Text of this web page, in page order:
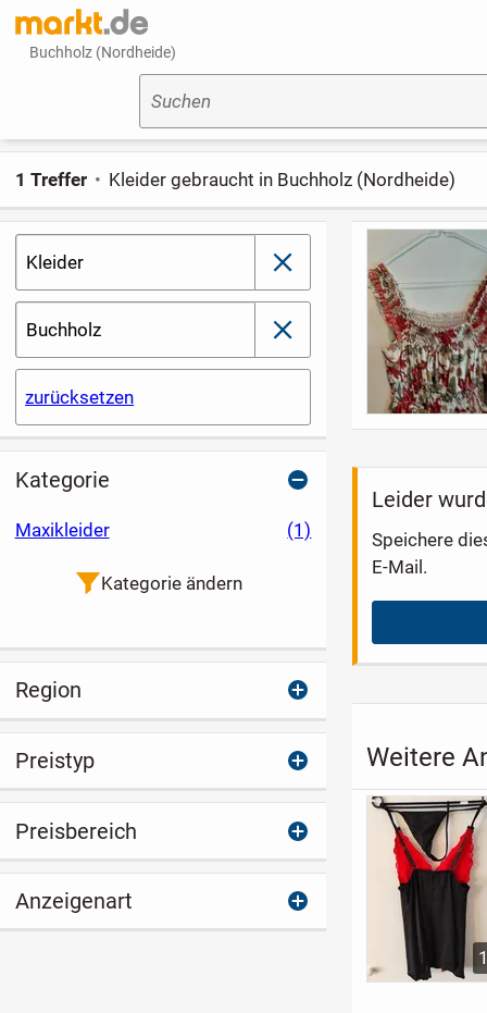
Buchholz (Nordheide)
Suchen
Kleider schließen
Buchholz schließen
zurücksetzen
1 Treffer Kleider gebraucht in Buchholz (Nordheide)
Leider
Speichere
E-Mail.
Weitere
Kategorie
Maxikleider (1)
Kategorie ändern
Region
Preistyp
Preisbereich
Anzeigenart